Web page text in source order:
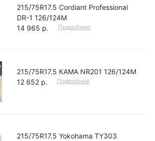
215/75R17.5 Cordiant Professional
DR-1 126/124M
14 965 р.
Подробнее
215/75R17.5 КАМА NR201 126/124M
12 652 р.
Подробнее
215/75R17.5 Yokohama TY303